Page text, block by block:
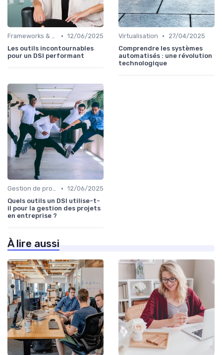
Frameworks & Outils • 12/06/2025
Les outils incontournables
pour un DSI performant
Virtualisation •
27/04/2025
Comprendre les systèmes
automatisés : une révolution
technologique
Gestion de projets • 12/06/2025
Quels outils un DSI utilise-t-
il pour la gestion des projets
en entreprise ?
À lire aussi